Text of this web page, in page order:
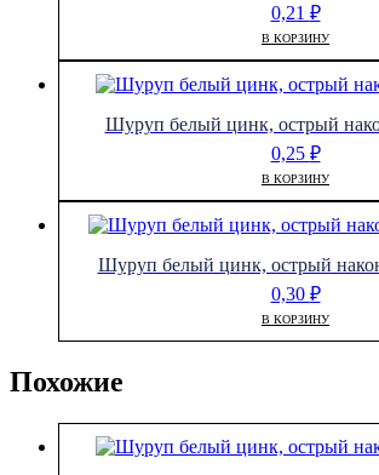
0,21 ₽
В КОРЗИНУ
Шуруп белый цинк, острый
0,25 ₽
В КОРЗИНУ
Шуруп белый цинк, острый
0,30 ₽
В КОРЗИНУ
Похожие